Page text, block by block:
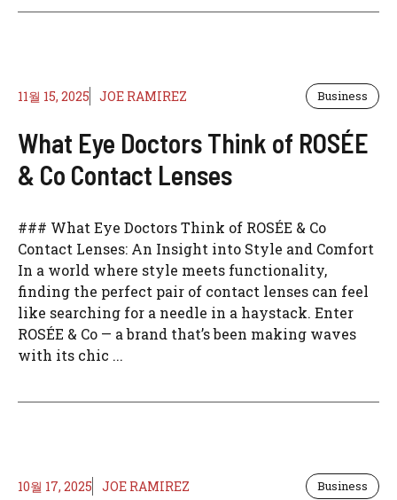
11월 15, 2025 JOE RAMIREZ Business
What Eye Doctors Think of ROSÉE
& Co Contact Lenses
### What Eye Doctors Think of ROSÉE & Co
Contact Lenses: An Insight into Style and Comfort
In a world where style meets functionality,
finding the perfect pair of contact lenses can feel
like searching for a needle in a haystack. Enter
ROSÉE & Co — a brand that’s been making waves
with its chic ...
10월 17, 2025 JOE RAMIREZ Business